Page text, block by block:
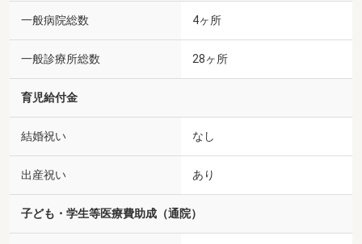
一般病院総数 4ヶ所
一般診療所総数 28ヶ所
育児給付金
結婚祝い なし
出産祝い あり
子ども・学生等医療費助成（通院）